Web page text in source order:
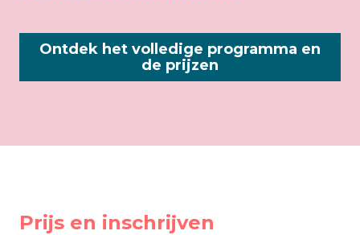
Ontdek het volledige programma en
de prijzen
Prijs en inschrijven